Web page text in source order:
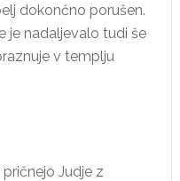
dokončno porušen.
je nadaljevalo tudi še
v templju
Judje z